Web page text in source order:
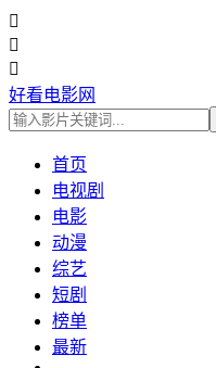



好看电影网
首页
电视剧
电影
动漫
综艺
短剧
榜单
最新